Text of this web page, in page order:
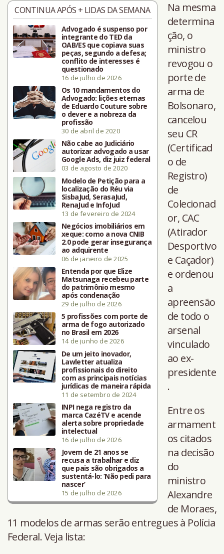
CONTINUA APÓS + LIDAS DA SEMANA
Advogado é suspenso por
integrante do TED da
OAB/ES que copiava suas
peças, segundo a defesa;
conflito de interesses é
questionado
16 de julho de 2026
Os 10 mandamentos do
Advogado: lições eternas
de Eduardo Couture sobre
o dever e a nobreza da
profissão
30 de abril de 2020
Não cabe ao Judiciário
autorizar advogado a usar
Google Ads, diz juiz federal
03 de agosto de 2020
Modelo de Petição para a
localização do Réu via
SisbaJud, SerasaJud,
RenaJud e InfoJud
13 de fevereiro de 2024
Negócios imobiliários em
xeque: como a nova CNIB
2.0 pode gerar insegurança
ao adquirente
06 de janeiro de 2025
Entenda por que Elize
Matsunaga recebeu parte
do patrimônio mesmo
após condenação
29 de julho de 2026
5 profissões com porte de
arma de fogo autorizado
no Brasil em 2026
14 de junho de 2026
De um jeito inovador,
Lawletter atualiza
profissionais do direito
com as principais notícias
jurídicas de maneira rápida
11 de setembro de 2024
INPI nega registro da
marca CazéTV e acende
alerta sobre propriedade
intelectual
16 de julho de 2026
Jovem de 21 anos se
recusa a trabalhar e diz
que pais são obrigados a
sustentá-lo: ‘Não pedi para
nascer’
15 de julho de 2026
Na mesma
determina
ção, o
ministro
revogou o
porte de
arma de
Bolsonaro,
cancelou
seu CR
(Certificad
o de
Registro)
de
Colecionad
or, CAC
(Atirador
Desportivo
e Caçador)
e ordenou
a
apreensão
de todo o
arsenal
vinculado
ao ex-
presidente
.
Entre os
armament
os citados
na decisão
do
ministro
Alexandre
de Moraes,
11 modelos de armas serão entregues à Polícia
Federal. Veja lista: